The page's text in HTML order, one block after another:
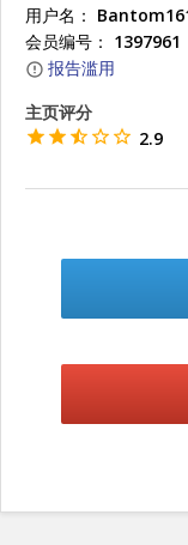
用户名：
会员编号： 1397961
报告滥用
主页评分
2.9